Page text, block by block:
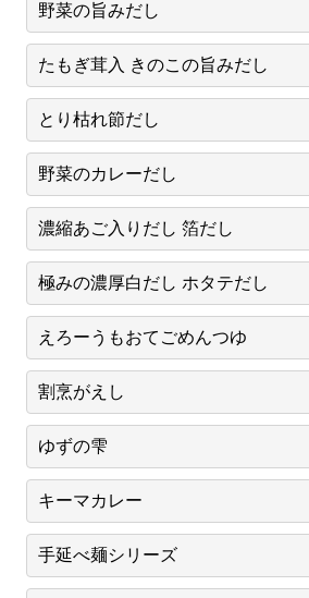
野菜の旨みだし
たもぎ茸入 きのこの旨みだし
とり枯れ節だし
野菜のカレーだし
濃縮あご入りだし 箔だし
極みの濃厚白だし ホタテだし
えろーうもおてごめんつゆ
割烹がえし
ゆずの雫
キーマカレー
手延べ麺シリーズ